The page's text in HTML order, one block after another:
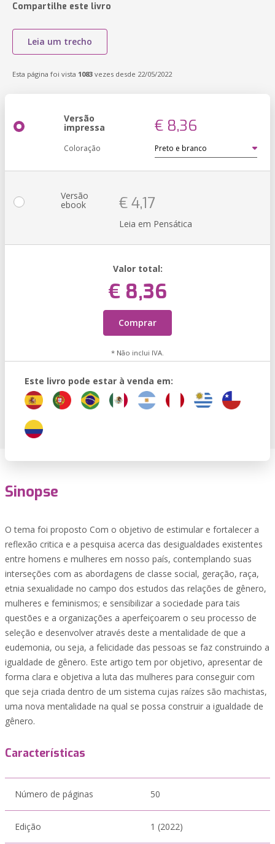
Compartilhe este livro
Leia um trecho
Esta página foi vista 1083 vezes desde 22/05/2022
Versão
impressa € 8,36
Coloração
Versão
ebook € 4,17
Leia em Pensática
Valor total:
€ 8,36
Comprar
* Não inclui IVA.
Este livro pode estar à venda em:
Sinopse
O tema foi proposto Com o objetivo de estimular e fortalecer a
reflexão critica e a pesquisa acerca das desigualdades existentes
entre homens e mulheres em nosso país, contemplando suas
interseções com as abordagens de classe social, geração, raça,
etnia sexualidade no campo dos estudos das relações de gênero,
mulheres e feminismos; e sensibilizar a sociedade para tais
questões e a organizações a aperfeiçoarem o seu processo de
seleção e desenvolver através deste a mentalidade de que a
eudemonia, ou seja, a felicidade das pessoas se faz construindo a
igualdade de gênero. Este artigo tem por objetivo, apresentar de
forma clara e objetiva a luta das mulheres para conseguir com
que seja criada dentro de um sistema cujas raízes são machistas,
uma nova mentalidade na qual se possa construir a igualdade de
gênero.
Características
Número de páginas 50
Edição 1 (2022)